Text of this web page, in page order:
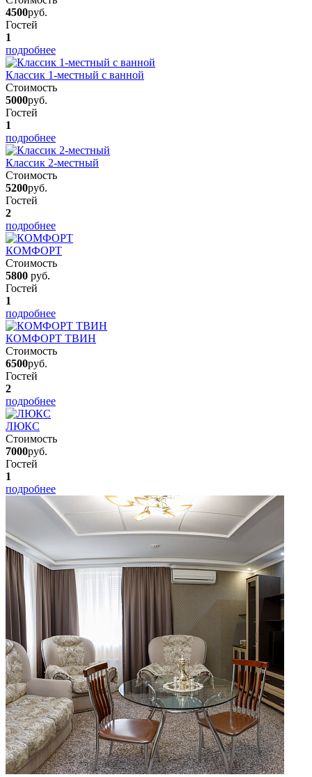
4500руб.
Гостей
1
подробнее
Классик 1-местный с ванной
Стоимость
5000руб.
Гостей
1
подробнее
Классик 2-местный
Стоимость
5200руб.
Гостей
2
подробнее
КОМФОРТ
Стоимость
5800 руб.
Гостей
1
подробнее
КОМФОРТ ТВИН
Стоимость
6500руб.
Гостей
2
подробнее
ЛЮКС
Стоимость
7000руб.
Гостей
1
подробнее